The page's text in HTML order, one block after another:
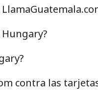
contra las